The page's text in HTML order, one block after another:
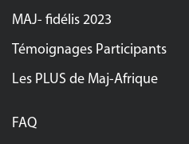
MAJ- fidélis 2023
Témoignages Participants
Les PLUS de Maj-Afrique
FAQ